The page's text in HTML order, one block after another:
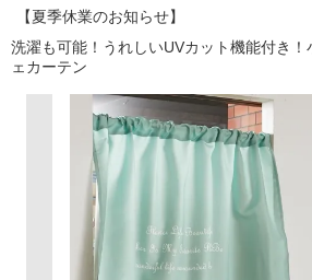
【夏季休業のお知らせ】
洗濯も可能！うれしいUVカット機能付き
ェカーテン